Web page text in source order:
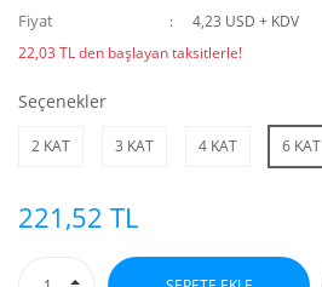
Fiyat
4,23 USD + KDV
22,03 TL den başlayan taksitlerle!
Seçenekler
2 KAT 3 KAT 4 KAT 6 KAT
221,52 TL